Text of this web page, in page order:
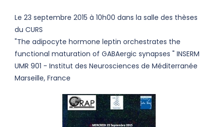
Le 23 septembre 2015 à 10h00 dans la salle des thèses
du CURS
"The adipocyte hormone leptin orchestrates the
functional maturation of GABAergic synapses " INSERM
UMR 901 - Institut des Neurosciences de Méditerranée
Marseille, France